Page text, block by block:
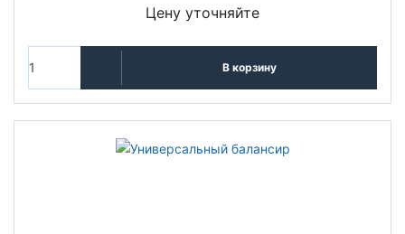
Цену уточняйте
В корзину